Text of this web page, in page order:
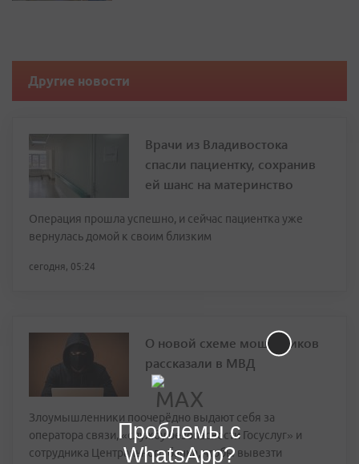
Другие новости
Врачи из Владивостока
спасли пациентку, сохранив
ей шанс на материнство
Операция прошла успешно, и сейчас пациентка уже
вернулась домой к своим близким
сегодня, 05:24
О новой схеме мошенников
рассказали в МВД
Злоумышленники поочерёдно выдают себя за
оператора связи, «службу безопасности Госуслуг» и
сотрудника Центрального банка, чтобы вывезти
Проблемы с
WhatsApp?